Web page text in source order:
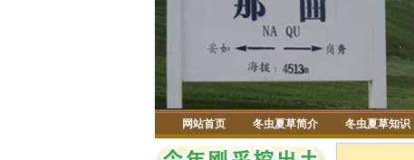
网站首页 冬虫夏草简介 冬虫夏草知识